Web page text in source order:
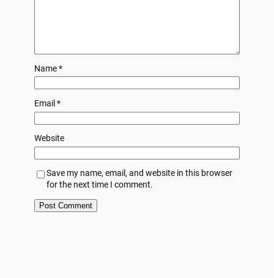
Name*
Email *
Website
Save my name, email, and website in this browser
for the next time I comment.